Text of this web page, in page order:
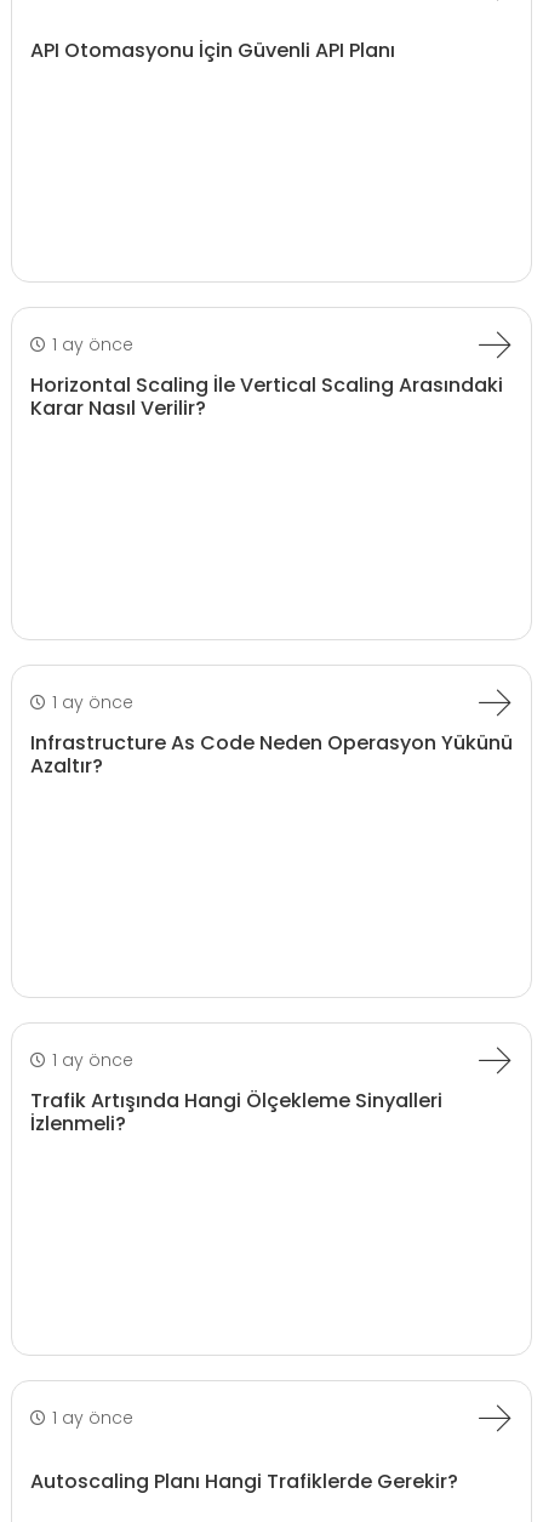
API Otomasyonu İçin Güvenli API Planı
1 ay önce
Horizontal Scaling İle Vertical Scaling Arasındaki
Karar Nasıl Verilir?
1 ay önce
Infrastructure As Code Neden Operasyon Yükünü
Azaltır?
1 ay önce
Trafik Artışında Hangi Ölçekleme Sinyalleri
İzlenmeli?
1 ay önce
Autoscaling Planı Hangi Trafiklerde Gerekir?